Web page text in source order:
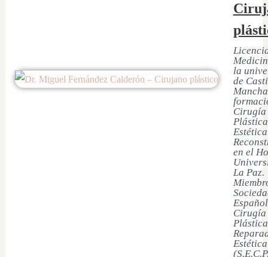
la
de
Cirugía
en el
La Paz.
Cirugía
Estética